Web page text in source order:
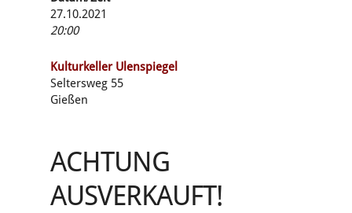
27.10.2021
20:00
Kulturkeller Ulenspiegel
Seltersweg 55
Gießen
ACHTUNG
AUSVERKAUFT!